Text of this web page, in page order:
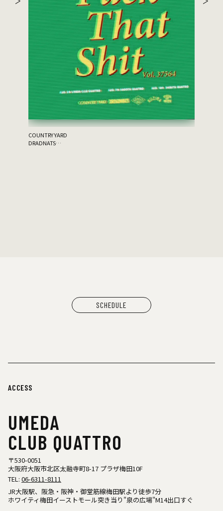
COUNTRY YARD
DRADNATS
SCHEDULE
ACCESS
UMEDA
CLUB QUATTRO
〒530-0051
大阪府大阪市北区太融寺町8-17 プラザ梅田10F
TEL: 06-6311-8111
JR大阪駅、阪急・阪神・御堂筋線梅田駅より徒歩7分
ホワイティ梅田イーストモール突き当り"泉の広場"M14出口すぐ